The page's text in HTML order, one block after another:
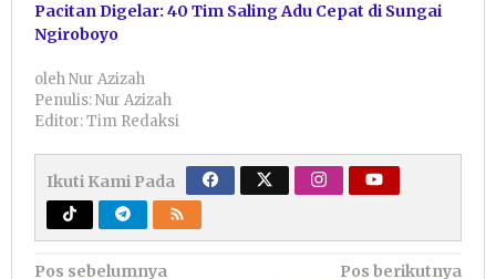
Pacitan Digelar: 40 Tim Saling Adu Cepat di Sungai
Ngiroboyo
olehNur Azizah
Penulis: Nur Azizah
Editor: Tim Redaksi
Ikuti Kami Pada
Pos sebelumnya
Pos berikutnya